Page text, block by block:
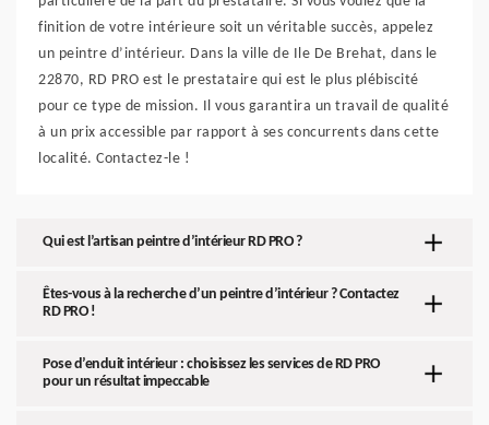
finition de votre intérieure soit un véritable succès, appelez
un peintre d’intérieur. Dans la ville de Ile De Brehat, dans le
22870, RD PRO est le prestataire qui est le plus plébiscité
pour ce type de mission. Il vous garantira un travail de qualité
à un prix accessible par rapport à ses concurrents dans cette
localité. Contactez-le !
Qui est l’artisan peintre d’intérieur RD PRO ?
Êtes-vous à la recherche d’un peintre d’intérieur ? Contactez
RD PRO !
Pose d’enduit intérieur : choisissez les services de RD PRO
pour un résultat impeccable